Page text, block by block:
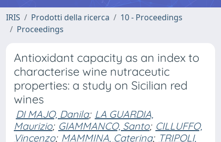
IRIS Prodotti della ricerca
10 - Proceedings
Proceedings
Antioxidant capacity as an index to
characterise wine nutraceutic
properties: a study on Sicilian red
wines
DI MAJO, Danila; LA GUARDIA,
Maurizio; GIAMMANCO, Santo; CILLUFFO,
Vincenzo; MAMMINA, Caterina; TRIPOLI,